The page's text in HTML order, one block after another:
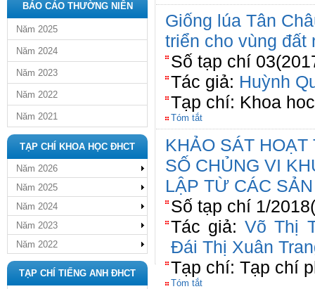
BÁO CÁO THƯỜNG NIÊN
Năm 2025
Năm 2024
Năm 2023
Năm 2022
Năm 2021
TẠP CHÍ KHOA HỌC ĐHCT
Năm 2026
Năm 2025
Năm 2024
Năm 2023
Năm 2022
TẠP CHÍ TIẾNG ANH ĐHCT
Giống lúa Tân
triển cho vùng đất
Số tạp chí
Tác giả: Huỳnh
Tạp chí: Khoa
Tóm tắt
KHẢO SÁT
SỐ CHỦNG VI
LẬP TỪ CÁC
Số tạp chí 1/
Tác giả:Võ Thị
Đái Thị Xuân
Tạp chí: Tạp chí
Tóm tắt